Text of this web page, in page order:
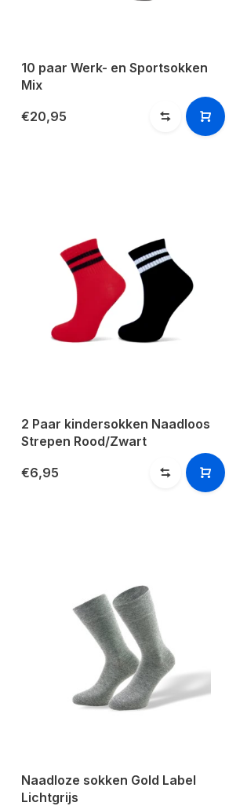
10 paar Werk- en Sportsokken
Mix
€20,95
2 Paar kindersokken Naadloos
Strepen Rood/Zwart
€6,95
Naadloze sokken Gold Label
Lichtgrijs